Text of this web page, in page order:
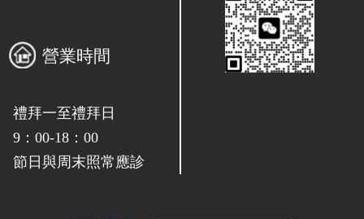
營業時間
禮拜一至禮拜日
9：00-18：00
節日與周末照常應診